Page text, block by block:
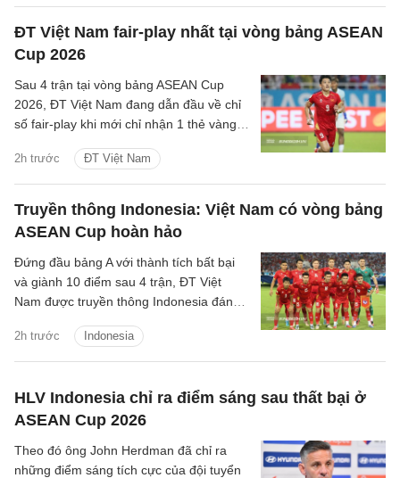
nhất khu vực.
ĐT Việt Nam fair-play nhất tại vòng bảng ASEAN
Cup 2026
2h trước ĐT Việt Nam
Sau 4 trận tại vòng bảng ASEAN Cup
2026, ĐT Việt Nam đang dẫn đầu về chỉ
số fair-play khi mới chỉ nhận 1 thẻ vàng
Truyền thông Indonesia: Việt Nam có vòng bảng
ASEAN Cup hoàn hảo
2h trước Indonesia
Đứng đầu bảng A với thành tích bất bại
và giành 10 điểm sau 4 trận, ĐT Việt
Nam được truyền thông Indonesia đánh
địch.
HLV Indonesia chỉ ra điểm sáng sau thất bại ở
ASEAN Cup 2026
Theo đó ông John Herdman đã chỉ ra
những điểm sáng tích cực của đội tuyển